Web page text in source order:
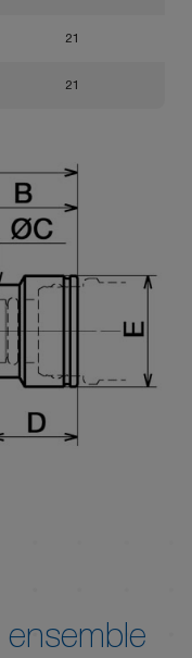
21
21
ensemble